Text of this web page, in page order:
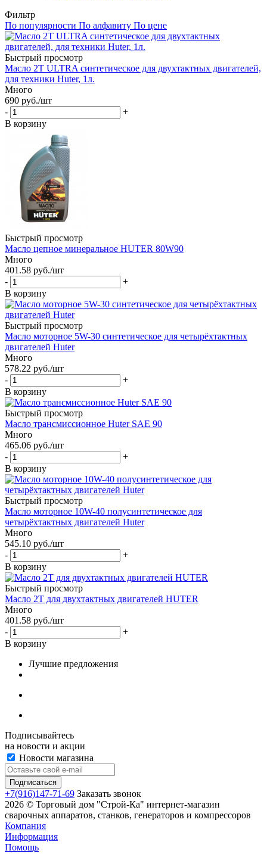
Фильтр
По популярности По алфавиту По цене
Быстрый просмотр
Масло 2Т ULTRA синтетическое для двухтактных двигателей,
для техники Huter, 1л.
Много
690 руб./шт
-
+
В корзину
Быстрый просмотр
Масло цепное минеральное HUTER 80W90
Много
401.58 руб./шт
-
+
В корзину
Быстрый просмотр
Масло моторное 5W-30 синтетическое для четырёхтактных
двигателей Huter
Много
578.22 руб./шт
-
+
В корзину
Быстрый просмотр
Масло трансмиссионное Huter SAE 90
Много
465.06 руб./шт
-
+
В корзину
Быстрый просмотр
Масло моторное 10W-40 полусинтетическое для
четырёхтактных двигателей Huter
Много
545.10 руб./шт
-
+
В корзину
Быстрый просмотр
Масло 2T для двухтактных двигателей HUTER
Много
401.58 руб./шт
-
+
В корзину
Лучшие предложения
Подписывайтесь
на новости и акции
Новости магазина
+7(916)147-71-69 Заказать звонок
2026 © Торговый дом "Строй-Ка" интернет-магазин
сварочных аппаратов, станков, генераторов и компрессоров
Компания
Информация
Помощь